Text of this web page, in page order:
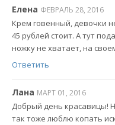
Елена ФЕВРАЛЬ 28, 2016
Крем говенный, девочки
45 рублей стоит. А тут
ножку не хватает, на
Ответить
Лана МАРТ 01, 2016
Добрый день красавицы!
так тоже люблю копать